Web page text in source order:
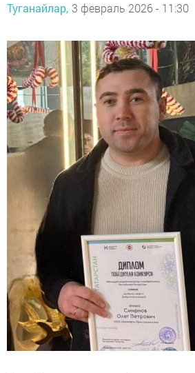
Туганайлар, 3 февраль 2026 - 11:30